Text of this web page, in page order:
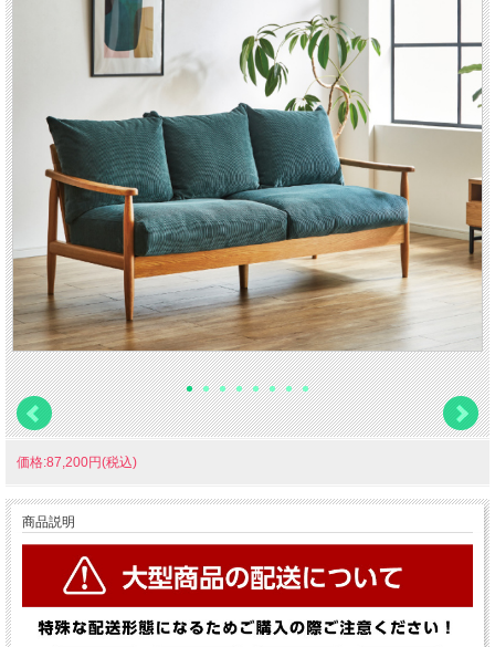
価格:87,200円(税込)
商品説明